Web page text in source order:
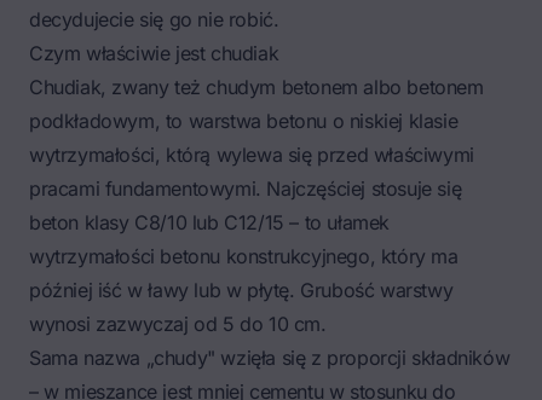
decydujecie się go nie robić.
Czym właściwie jest chudiak
Chudiak, zwany też chudym betonem albo betonem
podkładowym, to warstwa betonu o niskiej klasie
wytrzymałości, którą wylewa się przed właściwymi
pracami fundamentowymi. Najczęściej stosuje się
beton klasy C8/10 lub C12/15 – to ułamek
wytrzymałości betonu konstrukcyjnego, który ma
później iść w ławy lub w płytę. Grubość warstwy
wynosi zazwyczaj od 5 do 10 cm.
Sama nazwa „chudy" wzięła się z proporcji składników
– w mieszance jest mniej cementu w stosunku do